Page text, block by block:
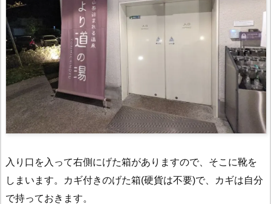
入り口を入って右側にげた箱がありますので、そこに靴を
しまいます。カギ付きのげた箱(硬貨は不要)で、カギは自分
で持っておきます。